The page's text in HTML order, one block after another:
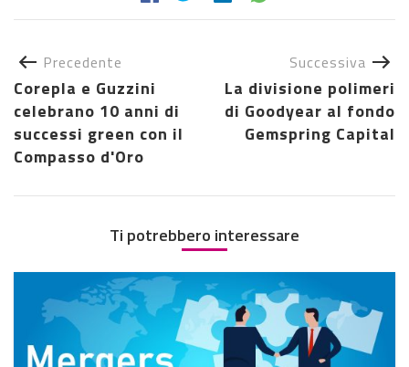
Precedente
Corepla e Guzzini
celebrano 10 anni di
successi green con il
Compasso d'Oro
Successiva
La divisione polimeri
di Goodyear al fondo
Gemspring Capital
Ti potrebbero interessare